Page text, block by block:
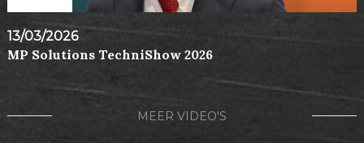
13/03/2026
MP Solutions TechniShow 2026
MEER VIDEO'S